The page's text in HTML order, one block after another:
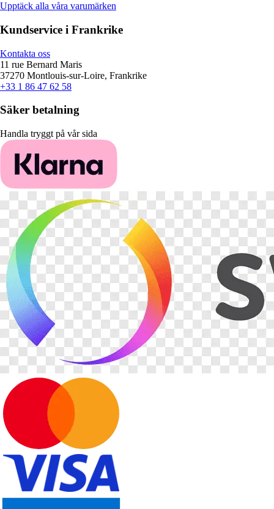
Upptäck alla våra varumärken
Kundservice i Frankrike
Kontakta oss
11 rue Bernard Maris
37270 Montlouis-sur-Loire, Frankrike
+33 1 86 47 62 58
Säker betalning
Handla tryggt på vår sida